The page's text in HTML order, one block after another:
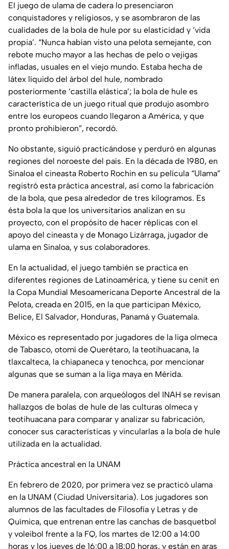
El juego de ulama de cadera lo presenciaron
conquistadores y religiosos, y se asombraron de las
cualidades de la bola de hule por su elasticidad y ‘vida
propia’. “Nunca habían visto una pelota semejante, con
rebote mucho mayor a las hechas de pelo o vejigas
infladas, usuales en el viejo mundo. Estaba hecha de
látex líquido del árbol del hule, nombrado
posteriormente ‘castilla elástica’; la bola de hule es
característica de un juego ritual que produjo asombro
entre los europeos cuando llegaron a América, y que
pronto prohibieron”, recordó.
No obstante, siguió practicándose y perduró en algunas
regiones del noroeste del país. En la década de 1980, en
Sinaloa el cineasta Roberto Rochin en su película “Ulama”
registró esta práctica ancestral, así como la fabricación
de la bola, que pesa alrededor de tres kilogramos. Es
ésta bola la que los universitarios analizan en su
proyecto, con el propósito de hacer réplicas con el
apoyo del cineasta y de Monago Lizárraga, jugador de
ulama en Sinaloa, y sus colaboradores.
En la actualidad, el juego también se practica en
diferentes regiones de Latinoamérica, y tiene su cenit en
la Copa Mundial Mesoamericana Deporte Ancestral de la
Pelota, creada en 2015, en la que participan México,
Belice, El Salvador, Honduras, Panamá y Guatemala.
México es representado por jugadores de la liga olmeca
de Tabasco, otomí de Querétaro, la teotihuacana, la
tlaxcalteca, la chiapaneca y tenochca, por mencionar
algunas que se suman a la liga maya en Mérida.
De manera paralela, con arqueólogos del INAH se revisan
hallazgos de bolas de hule de las culturas olmeca y
teotihuacana para comparar y analizar su fabricación,
conocer sus características y vincularlas a la bola de hule
utilizada en la actualidad.
Práctica ancestral en la UNAM
En febrero de 2020, por primera vez se practicó ulama
en la UNAM (Ciudad Universitaria). Los jugadores son
alumnos de las facultades de Filosofía y Letras y de
Química, que entrenan entre las canchas de basquetbol
y voleibol frente a la FQ, los martes de 12:00 a 14:00
horas y los jueves de 16:00 a 18:00 horas, y están en aras